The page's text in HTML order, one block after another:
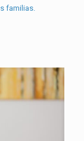
familias.